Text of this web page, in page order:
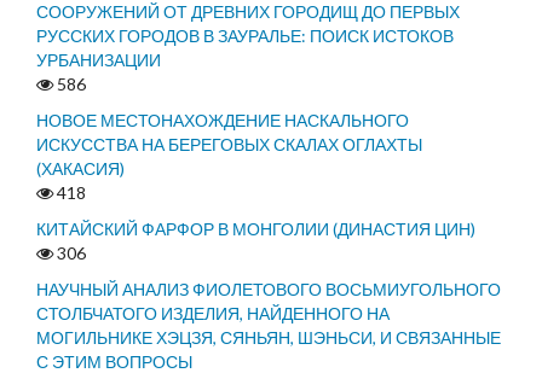
СООРУЖЕНИЙ ОТ ДРЕВНИХ ГОРОДИЩ ДО ПЕРВЫХ
РУССКИХ ГОРОДОВ В ЗАУРАЛЬЕ: ПОИСК ИСТОКОВ
УРБАНИЗАЦИИ
586
НОВОЕ МЕСТОНАХОЖДЕНИЕ НАСКАЛЬНОГО
ИСКУССТВА НА БЕРЕГОВЫХ СКАЛАХ ОГЛАХТЫ
(ХАКАСИЯ)
418
КИТАЙСКИЙ ФАРФОР В МОНГОЛИИ (ДИНАСТИЯ ЦИН)
306
НАУЧНЫЙ АНАЛИЗ ФИОЛЕТОВОГО ВОСЬМИУГОЛЬНОГО
СТОЛБЧАТОГО ИЗДЕЛИЯ, НАЙДЕННОГО НА
МОГИЛЬНИКЕ ХЭЦЗЯ, СЯНЬЯН, ШЭНЬСИ, И СВЯЗАННЫЕ
С ЭТИМ ВОПРОСЫ